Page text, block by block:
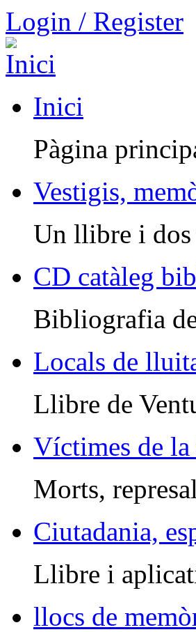
Login / Register
Inici
Pàgina
Vestigis,
Un llibre i dos
CD catàleg
Bibliografia
Locals de
Llibre de
Víctimes de
Morts,
Ciutadania,
Llibre i
llocs de